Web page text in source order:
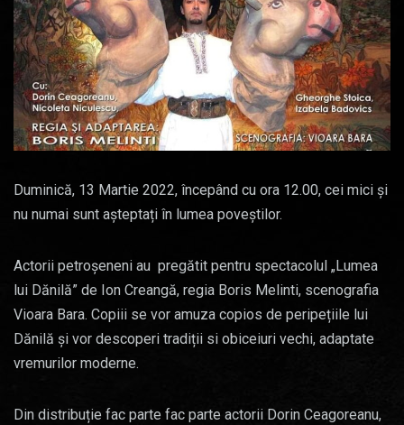
Duminică, 13 Martie 2022, începând cu ora 12.00, cei mici și
nu numai sunt așteptați în lumea poveștilor.
Actorii petroșeneni au pregătit pentru spectacolul „Lumea
lui Dănilă” de Ion Creangă, regia Boris Melinti, scenografia
Vioara Bara. Copiii se vor amuza copios de peripețiile lui
Dănilă și vor descoperi tradiții si obiceiuri vechi, adaptate
vremurilor moderne.
Din distribuție fac parte fac parte actorii Dorin Ceagoreanu,